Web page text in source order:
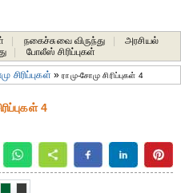
நகைச்சுவை விருந்து
அரசியல்
போலீஸ் சிரிப்புகள்
சிரிப்புகள் »ராமு-சோமு சிரிப்புகள் 4
4